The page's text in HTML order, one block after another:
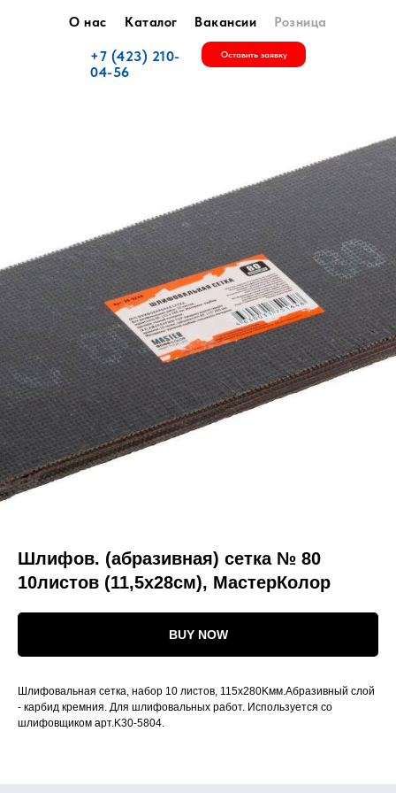
+7 (423) 210-
04-56
Оставить заявку
О нас Каталог Вакансии Розница
Шлифов. (абразивная) сетка № 80
10листов (11,5х28см), МастерКолор
BUY NOW
Шлифовальная сетка, набор 10 листов, 115x280Kмм.Абразивный слой
- карбид кремния. Для шлифовальных работ. Используется со
шлифовщиком арт.K30-5804.